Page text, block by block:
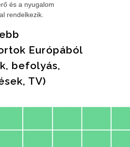
és a nyugalom
rendelkezik.
Európából
befolyás,
TV)